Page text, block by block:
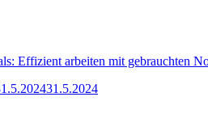
Effizient arbeiten mit gebrauchten
31.5.2024